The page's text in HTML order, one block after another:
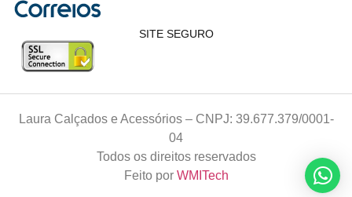
SITE SEGURO
Laura Calçados e Acessórios – CNPJ: 39.677.379/0001-
04
Todos os direitos reservados
Feito por WMITech